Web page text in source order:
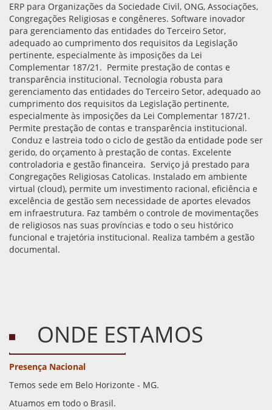
ERP para Organizações da Sociedade Civil, ONG, Associações,
Congregações Religiosas e congêneres. Software inovador
para gerenciamento das entidades do Terceiro Setor,
adequado ao cumprimento dos requisitos da Legislação
pertinente, especialmente às imposições da Lei
Complementar 187/21. Permite prestação de contas e
transparência institucional. Tecnologia robusta para
gerenciamento das entidades do Terceiro Setor, adequado ao
cumprimento dos requisitos da Legislação pertinente,
especialmente às imposições da Lei Complementar 187/21.
Permite prestação de contas e transparência institucional.
Conduz e lastreia todo o ciclo de gestão da entidade pode ser
gerido, do orçamento à prestação de contas. Excelente
controladoria e gestão financeira. Serviço já prestado para
Congregações Religiosas Catolicas. Instalado em ambiente
virtual (cloud), permite um investimento racional, eficiência e
excelência de gestão sem necessidade de aportes elevados
em infraestrutura. Faz também o controle de movimentações
de religiosos nas suas províncias e todo o seu histórico
funcional e trajetória institucional. Realiza também a gestão
documental.
ONDE ESTAMOS
Presença Nacional
Temos sede em Belo Horizonte - MG.
Atuamos em todo o Brasil.